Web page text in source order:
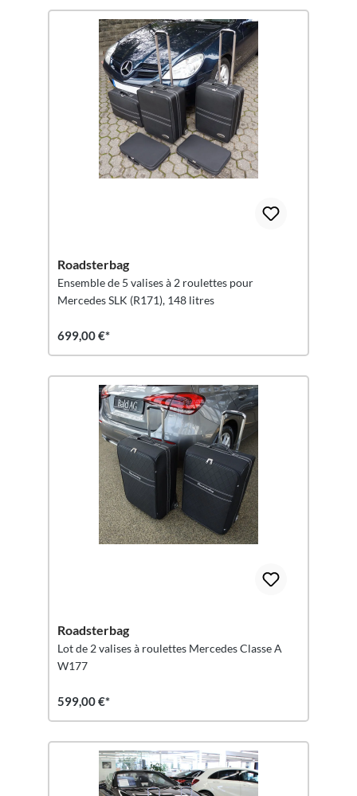
Roadsterbag
Ensemble de 5 valises à 2 roulettes pour
Mercedes SLK (R171), 148 litres
699,00 €*
Roadsterbag
Lot de 2 valises à roulettes Mercedes Classe A
W177
599,00 €*